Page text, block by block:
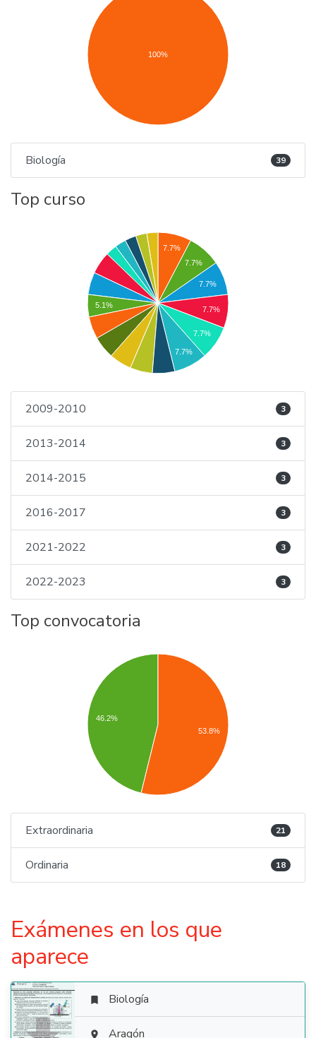
100%
Biología 39
Top curso
7.7%
7.7%
7.7%
7.7%
7.7%
7.7%
5.1%
2009-2010 3
2013-2014 3
2014-2015 3
2016-2017 3
2021-2022 3
2022-2023 3
Top convocatoria
46.2%
53.8%
Extraordinaria 21
Ordinaria 18
Exámenes en los que
aparece
 Biología
 Aragón